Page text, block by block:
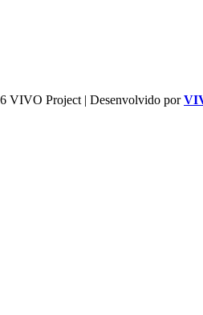
VIVO Project | Desenvolvido por